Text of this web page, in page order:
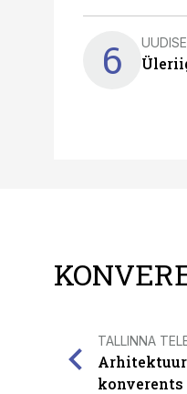
6
TALLINNA
konverents